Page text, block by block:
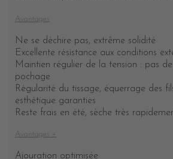
Avantages
Ne se déchire pas, extrême solidité
Excellente résistance aux conditions
Maintien régulier de la tension : pas
pochage
Régularité du tissage, équerrage des
esthétique garanties
Reste frais en été, sèche très
Avantages +
Ajouration optimisée